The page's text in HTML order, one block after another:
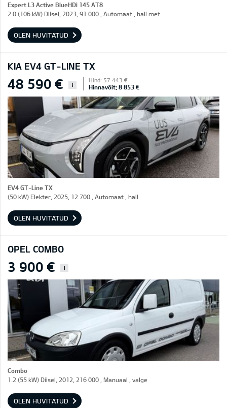
Expert L3 Active BlueHDi 145 AT8
2.0 (106 kW) Diisel, 2023, 91 000 , Automaat , hall met.
OLEN HUVITATUD
KIA EV4 GT-LINE TX
48 590 € i
Hind: 57 443 €
Hinnavõit: 8 853 €
EV4 GT-Line TX
(50 kW) Elekter, 2025, 12 700 , Automaat , hall
OLEN HUVITATUD
OPEL COMBO
3 900 € i
Combo
1.2 (55 kW) Diisel, 2012, 216 000 , Manuaal , valge
OLEN HUVITATUD